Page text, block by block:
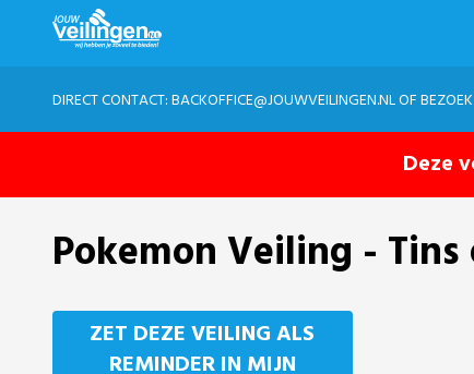
DIRECT CONTACT:BACKOFFICE@JOUWVEILINGEN.NLOF
Deze
Pokemon Veiling - Tins
ZET DEZE VEILING ALS
REMINDER IN MIJN